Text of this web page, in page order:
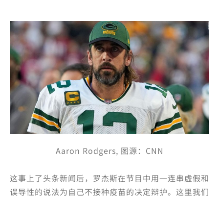
Aaron Rodgers, 图源：CNN
这事上了头条新闻后，罗杰斯在节目中用一连串虚假和
误导性的说法为自己不接种疫苗的决定辩护。这里我们